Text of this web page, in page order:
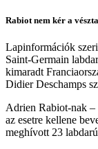
Rabiot nem kér a
Lapinformációk
Saint-Germain
kimaradt
Didier Deschamps
Adrien Rabiot-nak –
az esetre kellene
meghívott 23